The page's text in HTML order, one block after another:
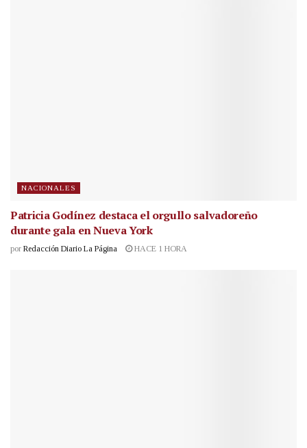
NACIONALES
Patricia Godínez destaca el orgullo salvadoreño
durante gala en Nueva York
por Redacción Diario La Página HACE 1 HORA